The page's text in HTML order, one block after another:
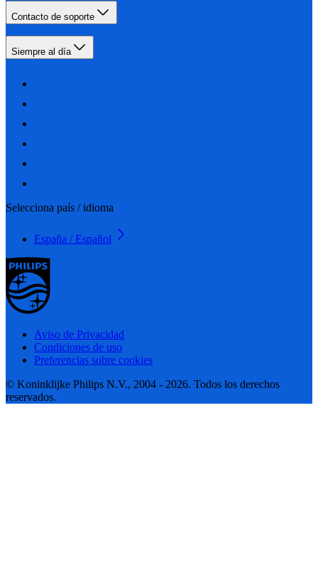
Contacto de soporte
Siempre al día
Selecciona país / idioma
España / Español
Aviso de Privacidad
Condiciones de uso
Preferencias sobre cookies
© Koninklijke Philips N.V., 2004 - 2026. Todos los derechos
reservados.